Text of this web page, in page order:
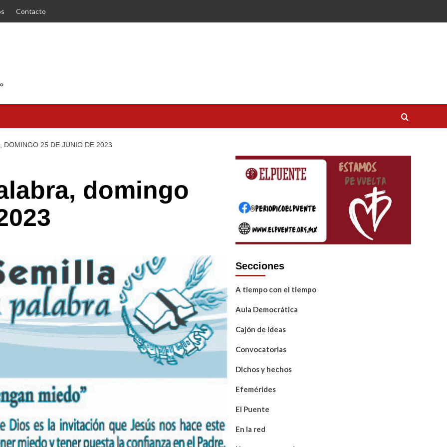
Contacto
DOMINGO 25 DE JUNIO DE 2023
domingo
Secciones
A tiempo con el tiempo
Aula Democrática
Cajón de ideas
Convocatorias
Dichos y hechos
Efemérides
El Puente
En la red